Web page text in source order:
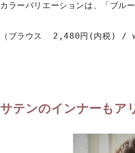
カラーバリエーションは、「ブル
（ブラウス  2,480円(内税) /
サテンのインナーもア